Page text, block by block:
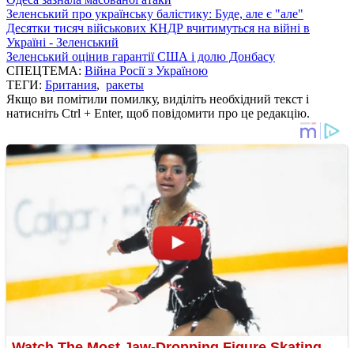
Зеленський про українську балістику: Буде, але є "але"
Десятки тисяч військових КНДР вчитимуться на війні в
Україні - Зеленський
Зеленський оцінив гарантії США і долю Донбасу
СПЕЦТЕМА: Війна Росії з Україною
ТЕГИ: Британия, ракеты
Якщо ви помітили помилку, виділіть необхідний текст і
натисніть Ctrl + Enter, щоб повідомити про це редакцію.